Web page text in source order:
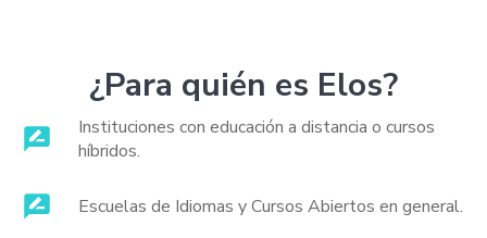
¿Para quién es Elos?
Instituciones con educación a distancia o cursos
híbridos.
Escuelas de Idiomas y Cursos Abiertos en general.